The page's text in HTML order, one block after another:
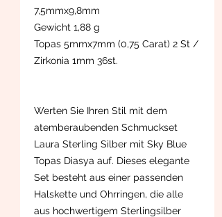
7,5mmx9,8mm
Gewicht 1,88 g
Topas 5mmx7mm (0,75 Carat) 2 St /
Zirkonia 1mm 36st.
Werten Sie Ihren Stil mit dem
atemberaubenden Schmuckset
Laura Sterling Silber mit Sky Blue
Topas Diasya auf. Dieses elegante
Set besteht aus einer passenden
Halskette und Ohrringen, die alle
aus hochwertigem Sterlingsilber